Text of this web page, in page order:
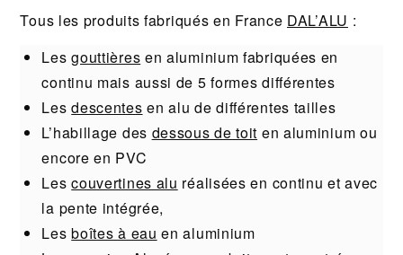
Tous les produits fabriqués en France DAL’ALU :
Lesgouttières en aluminium fabriquées en
continu mais aussi de 5 formes différentes
Lesdescentes en alu de différentes tailles
L’habillage des dessous de toit en aluminium ou
encore en PVC
Lescouvertines alu réalisées en continu et avec
la pente intégrée,
Lesboîtes à eau en aluminium